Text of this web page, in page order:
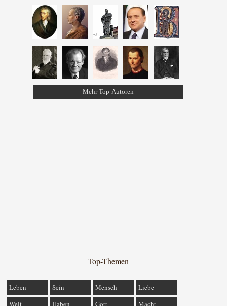
Mehr Top-Autoren
Top-Themen
Leben Sein Mensch
Liebe
Welt
Haben Gott Macht